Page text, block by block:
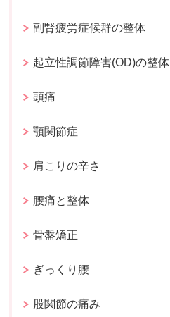
副腎疲労症候群の整体
起立性調節障害(OD)の整体
頭痛
顎関節症
肩こりの辛さ
腰痛と整体
骨盤矯正
ぎっくり腰
股関節の痛み